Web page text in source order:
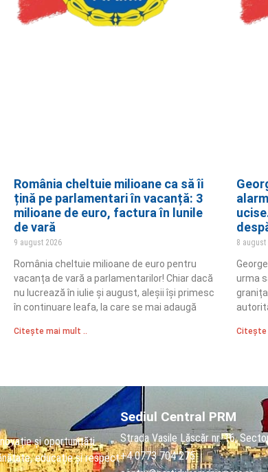
România cheltuie milioane ca să îi
țină pe parlamentari în vacanță: 3
milioane de euro, factura în lunile
de vară
9 august 2026
România cheltuie milioane de euro pentru
vacanța de vară a parlamentarilor! Chiar dacă
nu lucrează în iulie și august, aleșii își primesc
în continuare leafa, la care se mai adaugă
Citește mai mult ..
8 august
urma
Citește
și oportunități
educație și respect
Sediul Central PRM
Strada Vasile Lăscăr nr. 16,
+4 0773 704 275